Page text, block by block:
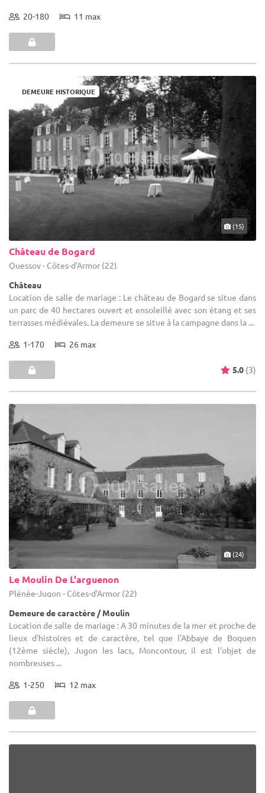
20-180 11 max
DEMEURE HISTORIQUE
(15)
Château de Bogard
Quessoy - Côtes-d'Armor (22)
Château
Location de salle de mariage : Le château de Bogard se situe dans
un parc de 40 hectares ouvert et ensoleillé avec son étang et ses
terrasses médiévales. La demeure se situe à la campagne dans la ...
1-170 26 max
5.0 (3)
(24)
Le Moulin De L'arguenon
Plénée-Jugon - Côtes-d'Armor (22)
Demeure de caractère / Moulin
Location de salle de mariage : A 30 minutes de la mer et proche de
lieux d'histoires et de caractère, tel que l'Abbaye de Boquen
(12ème siècle), Jugon les lacs, Moncontour, il est l'objet de
nombreuses ...
1-250 12 max